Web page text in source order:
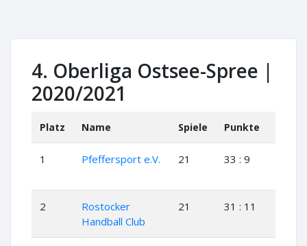
4. Oberliga Ostsee-Spree |
2020/2021
Platz Name Spiele Punkte
1 Pfeffersport e.V. 21 33 : 9
2
Rostocker
Handball Club
21 31 : 11